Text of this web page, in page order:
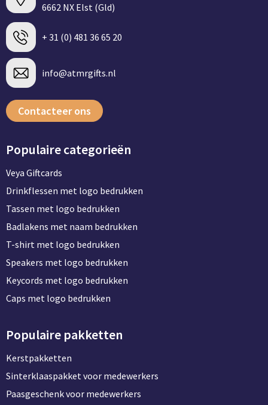
6662 NX Elst (Gld)
+ 31 (0) 481 36 65 20
info@atmrgifts.nl
Contacteer ons
Populaire categorieën
Veya Giftcards
Drinkflessen met logo bedrukken
Tassen met logo bedrukken
Badlakens met naam bedrukken
T-shirt met logo bedrukken
Speakers met logo bedrukken
Keycords met logo bedrukken
Caps met logo bedrukken
Populaire pakketten
Kerstpakketten
Sinterklaaspakket voor medewerkers
Paasgeschenk voor medewerkers